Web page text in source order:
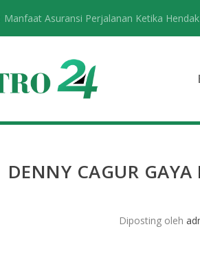
Manfaat Asuransi Perjalanan Ketika
DENNY CAGUR
Diposting oleh